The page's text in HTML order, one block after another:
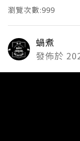
瀏覽次數:999
蝸煮
發佈於